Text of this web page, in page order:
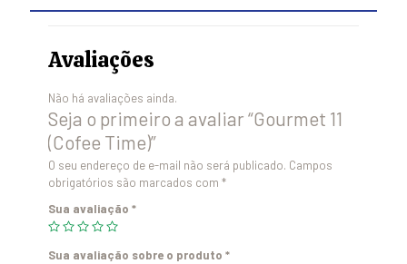
Avaliações
Não há avaliações ainda.
Seja o primeiro a avaliar “Gourmet 11
(Cofee Time)”
O seu endereço de e-mail não será publicado. Campos
obrigatórios são marcados com *
Sua avaliação *
Sua avaliação sobre o produto *